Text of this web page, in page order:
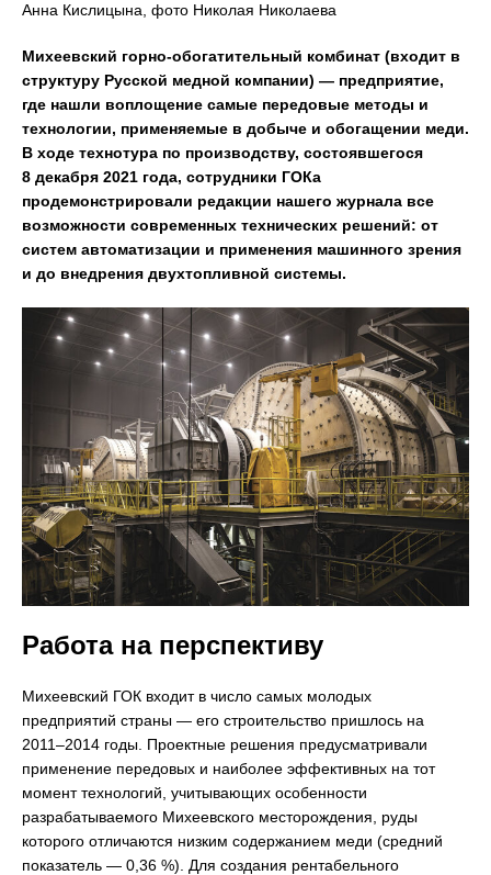
Анна Кислицына, фото Николая Николаева
Михеевский горно-обогатительный комбинат (входит в
структуру Русской медной компании) — предприятие,
где нашли воплощение самые передовые методы и
технологии, применяемые в добыче и обогащении меди.
В ходе технотура по производству, состоявшегося
8 декабря 2021 года, сотрудники ГОКа
продемонстрировали редакции нашего журнала все
возможности современных технических решений: от
систем автоматизации и применения машинного зрения
и до внедрения двухтопливной системы.
Работа на перспективу
Михеевский ГОК входит в число самых молодых
предприятий страны — его строительство пришлось на
2011–2014 годы. Проектные решения предусматривали
применение передовых и наиболее эффективных на тот
момент технологий, учитывающих особенности
разрабатываемого Михеевского месторождения, руды
которого отличаются низким содержанием меди (средний
показатель — 0,36 %). Для создания рентабельного